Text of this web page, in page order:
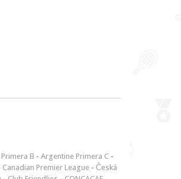
B - Argentine Primera C -
Canadian Premier League - Česká